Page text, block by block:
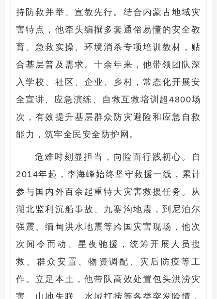
持防救并举、宣教先行。结合内蒙古地域灾
害特点，他牵头编撰多套通俗易懂的安全教
育、急救实操、环境消杀专项培训教材，贴
合基层普及需求。十余年来，他带领团队深
入学校、社区、企业、乡村，常态化开展安
全宣讲、应急演练、自救互救培训超4800场
次，有效提升基层群众防灾避险和应急自救
能力，筑牢全民安全防护网。
危难时刻显担当，向险而行践初心。自
2014年起，李海峰始终坚守救援一线，累计
参与国内外百余起重特大灾害救援任务。从
湖北监利沉船事故、九寨沟地震，到尼泊尔
强震、缅甸洪水地震等跨国灾害现场，他次
次闻令而动、星夜驰援，统筹开展人员搜
救、群众安置、物资调配、灾后防疫等工
作。立足本土，他带队高效处置包头洪涝灾
害、山地失联、水域打捞等各类突发险情，